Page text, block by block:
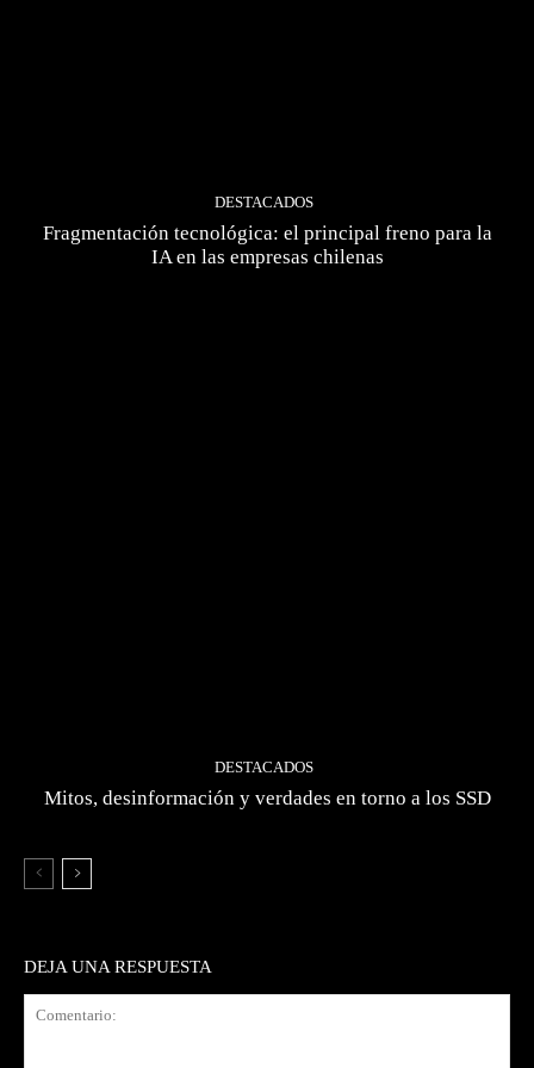
DESTACADOS
Fragmentación tecnológica: el principal freno para la
IA en las empresas chilenas
DESTACADOS
Mitos, desinformación y verdades en torno a los SSD
DEJA UNA RESPUESTA